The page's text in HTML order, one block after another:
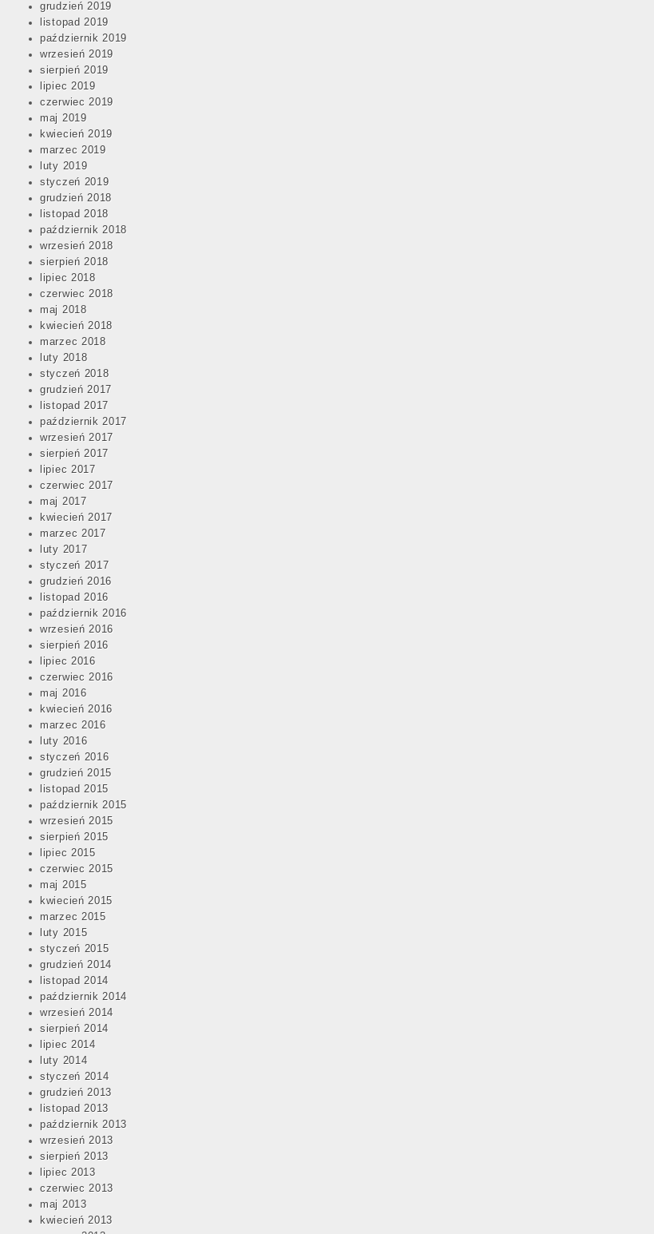
grudzień 2019
listopad 2019
październik 2019
wrzesień 2019
sierpień 2019
lipiec 2019
czerwiec 2019
maj 2019
kwiecień 2019
marzec 2019
luty 2019
styczeń 2019
grudzień 2018
listopad 2018
październik 2018
wrzesień 2018
sierpień 2018
lipiec 2018
czerwiec 2018
maj 2018
kwiecień 2018
marzec 2018
luty 2018
styczeń 2018
grudzień 2017
listopad 2017
październik 2017
wrzesień 2017
sierpień 2017
lipiec 2017
czerwiec 2017
maj 2017
kwiecień 2017
marzec 2017
luty 2017
styczeń 2017
grudzień 2016
listopad 2016
październik 2016
wrzesień 2016
sierpień 2016
lipiec 2016
czerwiec 2016
maj 2016
kwiecień 2016
marzec 2016
luty 2016
styczeń 2016
grudzień 2015
listopad 2015
październik 2015
wrzesień 2015
sierpień 2015
lipiec 2015
czerwiec 2015
maj 2015
kwiecień 2015
marzec 2015
luty 2015
styczeń 2015
grudzień 2014
listopad 2014
październik 2014
wrzesień 2014
sierpień 2014
lipiec 2014
luty 2014
styczeń 2014
grudzień 2013
listopad 2013
październik 2013
wrzesień 2013
sierpień 2013
lipiec 2013
czerwiec 2013
maj 2013
kwiecień 2013